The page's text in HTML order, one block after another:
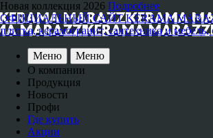
Новая коллекция 2026 Подробнее
ОФИЦИАЛЬНЫЙ САЙТ KERAMA
плитка, керамогранит, сантехника и мебель,
Меню
Меню
О компании
Продукция
Новости
Профи
Где купить
Акции